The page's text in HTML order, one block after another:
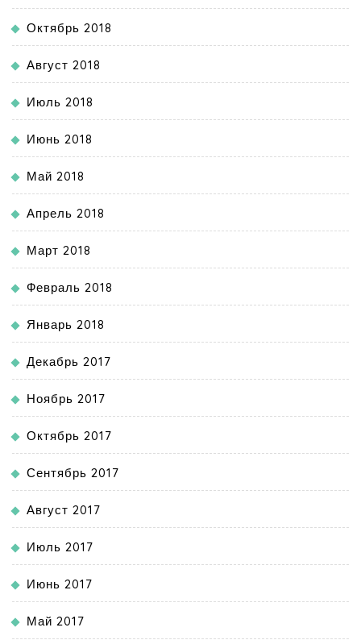
Октябрь 2018
Август 2018
Июль 2018
Июнь 2018
Май 2018
Апрель 2018
Март 2018
Февраль 2018
Январь 2018
Декабрь 2017
Ноябрь 2017
Октябрь 2017
Сентябрь 2017
Август 2017
Июль 2017
Июнь 2017
Май 2017